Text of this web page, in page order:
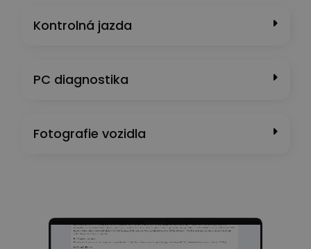
Kontrolná jazda
PC diagnostika
Fotografie vozidla